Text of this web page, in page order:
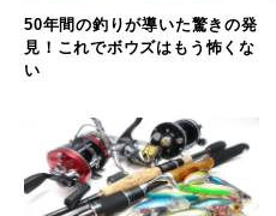
50年間の釣りが導いた驚きの発
見！これでボウズはもう怖くな
い